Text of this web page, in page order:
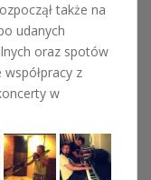
także na
udanych
oraz spotów
z
w